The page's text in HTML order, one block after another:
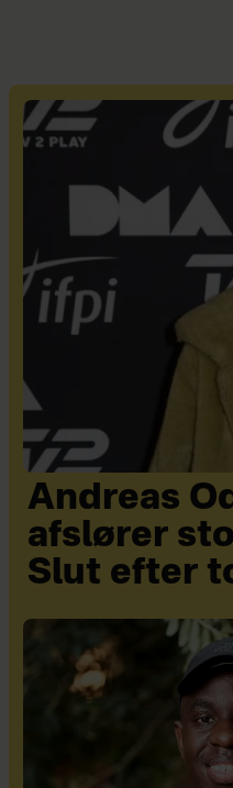
Andreas
afslører
Slut efter